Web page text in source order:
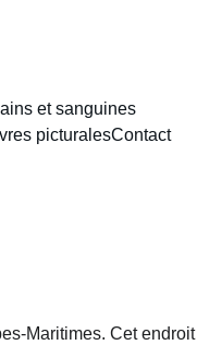
et sanguines
picturalesContact
Maritimes. Cet endroit